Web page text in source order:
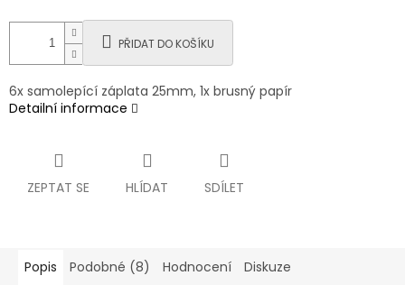
PŘIDAT DO KOŠÍKU
6x samolepící záplata 25mm, 1x brusný papír
Detailní informace
ZEPTAT SE HLÍDAT SDÍLET
Popis Podobné (8) Hodnocení Diskuze